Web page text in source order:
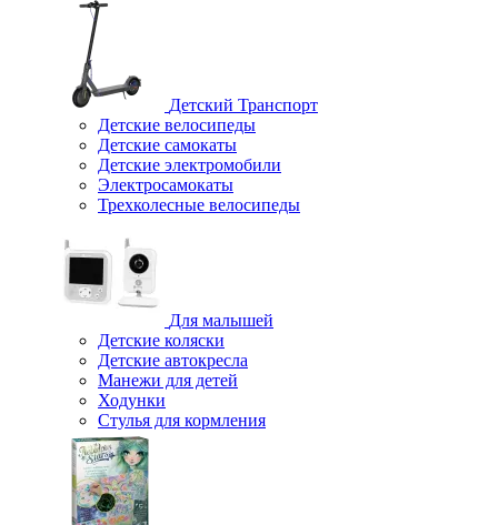
Детский Транспорт
Детские велосипеды
Детские самокаты
Детские электромобили
Электросамокаты
Трехколесные велосипеды
Для малышей
Детские коляски
Детские автокресла
Манежи для детей
Ходунки
Стулья для кормления